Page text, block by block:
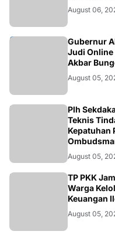
August 06,
Gubernur
Judi Online
Akbar
August 05,
Plh
Teknis
Kepatuhan
August 05,
TP PKK
Warga
Keuangan
August 05,